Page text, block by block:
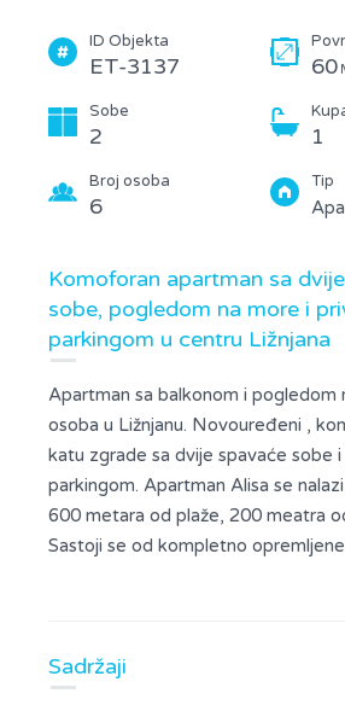
ID Objekta
ET-3137 60
Sobe
2 1
Broj osoba
6
Tip
Komoforan apartman sa
sobe, pogledom na more i
parkingom u centru Ližnjana
Apartman sa balkonom i pogledom
osoba u Ližnjanu. Novouređeni ,
katu zgrade sa dvije spavaće sobe
parkingom. Apartman Alisa se
600 metara od plaže, 200 meatra
Sastoji se od kompletno
boravka sa izlazom na balkon,
krevet, druga soba ima dva
dnevnom boravku se nalaze dva
Sadržaji